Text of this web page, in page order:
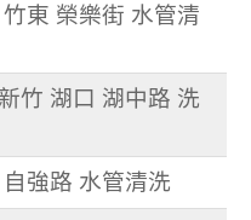
東 榮樂街 水管清
竹 湖口 湖中路 洗
強路 水管清洗